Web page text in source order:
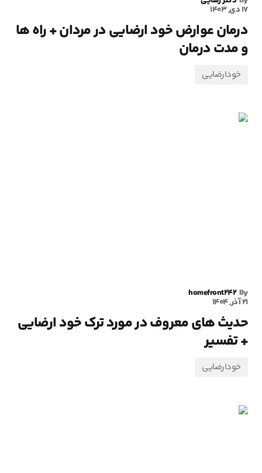
17 دی, 1403
درمان عوارض خود ارضايی در مردان + راه ها
و مدت درمان
خودارضایی
By
homefront242
21 آذر, 1404
حديث های معروف در مورد ترک خود ارضايي
+ تفسیر
خودارضایی